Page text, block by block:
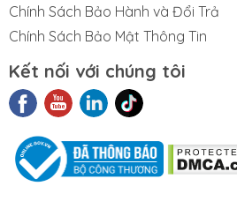
Chính Sách Bảo Hành và Đổi Trả
Chính Sách Bảo Mật Thông Tin
Kết nối với chúng tôi